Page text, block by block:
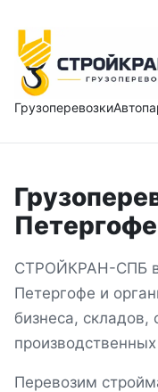
Грузоперевозки
Петергофе
СТРОЙКРАН-СПБ
Петергофе и
бизнеса, складов,
Перевозим